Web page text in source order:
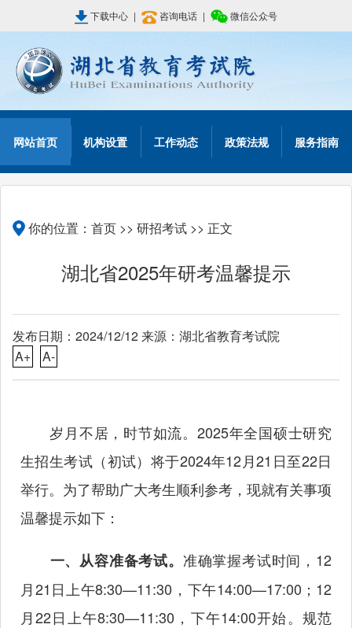
下载中心 | 咨询电话 | 微信公众号
网站首页 机构设置 工作动态 政策法规 服务指南
你的位置： 首页 >> 研招考试 >> 正文
湖北省2025年研考温馨提示
发布日期：2024/12/12 来源：湖北省教育考试院
A+
A-
岁月不居，时节如流。2025年全国硕士研究
生招生考试（初试）将于2024年12月21日至22日
举行。为了帮助广大考生顺利参考，现就有关事项
温馨提示如下：
一、从容准备考试。 准确掌握考试时间，12
月21日上午8:30—11:30，下午14:00—17:00；12
月22日上午8:30—11:30，下午14:00开始。规范